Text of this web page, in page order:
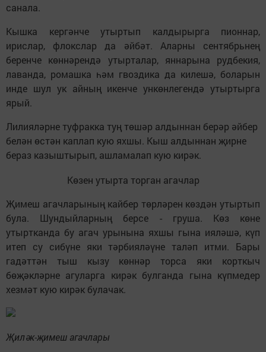
санала.
Кышка кергәнче утыртып калдырырга пионнар,
ирислар, флокслар да әйбәт. Аларны сентябрьнең
беренче көннәрендә утырталар, яннарына рудбекия,
лаванда, ромашка һәм гвоздика да килешә, боларын
инде шул ук айның икенче ункөнлегендә утыртырга
ярый.
Лилияләрне туфракка туң төшәр алдыннан берәр әйбер
белән өстән каплап кую яхшы. Кыш алдыннан җирне
бераз казыштырып, ашламалап кую кирәк.
Көзен утырта торган агачлар
Җимеш агачларының кайбер төрләрен көздән утыртып
була. Шундыйларның берсе - груша. Көз көне
утыртканда бу агач урынына яхшы гына ияләшә, күп
итеп су сибүне яки тәрбияләүне таләп итми. Бары
гадәттән тыш кызу көннәр торса яки корткыч
бөҗәкләрне агуларга кирәк булганда гына күпмедер
хезмәт кую кирәк булачак.
Җиләк-җимеш агачлары